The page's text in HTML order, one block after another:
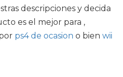
descripciones y decida
es el mejor para ,
ps4 de ocasion o bien wii